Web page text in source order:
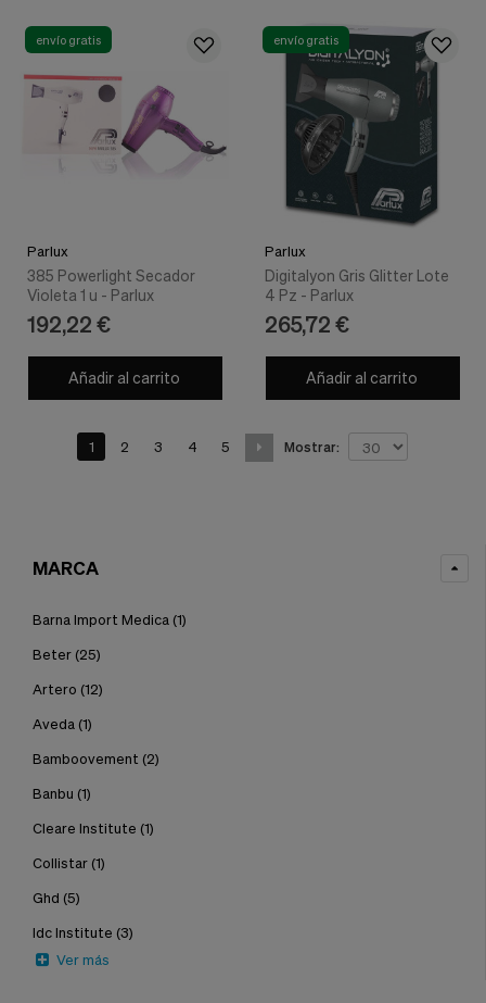
envío gratis
Parlux
385 Powerlight Secador
Violeta 1 u - Parlux
192,22 €
Añadir al carrito
envío gratis
Parlux
Digitalyon Gris Glitter Lote
4 Pz - Parlux
265,72 €
Añadir al carrito
1 2 3 4 5 Mostrar:
MARCA
Barna Import Medica (1)
Beter (25)
Artero (12)
Aveda (1)
Bamboovement (2)
Banbu (1)
Cleare Institute (1)
Collistar (1)
Ghd (5)
Idc Institute (3)
Ver más